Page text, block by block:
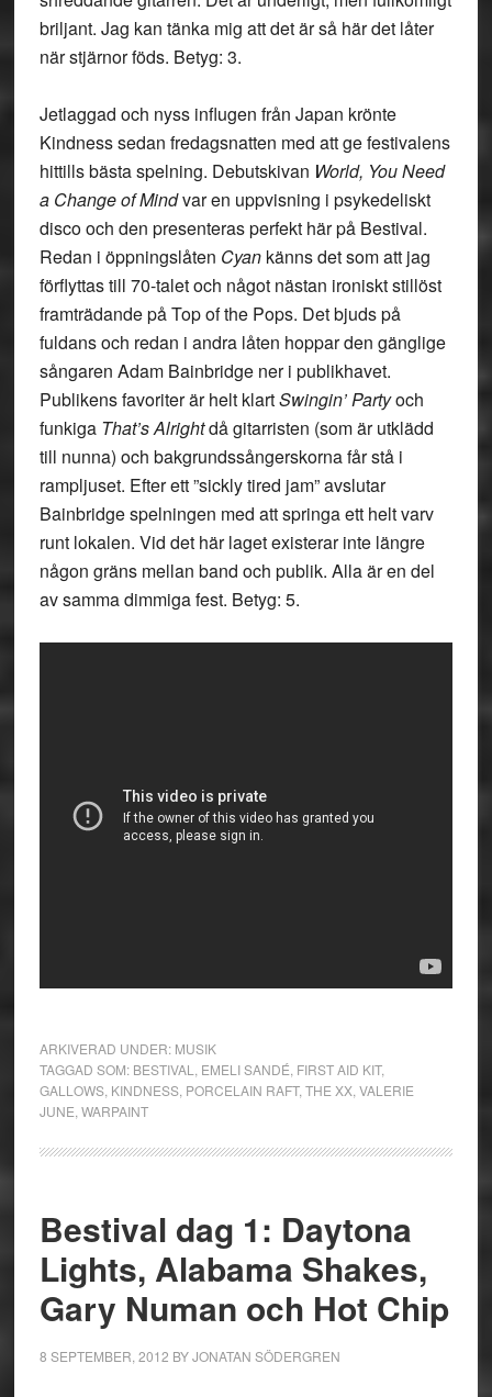
briljant. Jag kan tänka mig att det är så här det låter
när stjärnor föds. Betyg: 3.
Jetlaggad och nyss influgen från Japan krönte
Kindnesssedan fredagsnatten med att ge festivalens
hittills bästa spelning. Debutskivan World, You Need
a Change of Mindvar en uppvisning i psykedeliskt
disco och den presenteras perfekt här på Bestival.
Redan i öppningslåten Cyan känns det som att jag
förflyttas till 70-talet och något nästan ironiskt stillöst
framträdande på Top of the Pops. Det bjuds på
fuldans och redan i andra låten hoppar den gänglige
sångaren Adam Bainbridge ner i publikhavet.
Publikens favoriter är helt klartSwingin’ Partyoch
funkiga That’s Alrightdå gitarristen (som är utklädd
till nunna) och bakgrundssångerskorna får stå i
rampljuset. Efter ett ”sickly tired jam” avslutar
Bainbridge spelningen med att springa ett helt varv
runt lokalen. Vid det här laget existerar inte längre
någon gräns mellan band och publik. Alla är en del
av samma dimmiga fest. Betyg: 5.
ARKIVERAD UNDER: MUSIK
TAGGAD SOM: BESTIVAL EMELI SANDÉ FIRST AID KIT,
GALLOWS, KINDNESS, PORCELAIN RAFT, THE XX, VALERIE
JUNE WARPAINT
Bestival dag 1: Daytona
Lights, Alabama Shakes,
Gary Numan och Hot Chip
8 SEPTEMBER, 2012 BYJONATAN SÖDERGREN